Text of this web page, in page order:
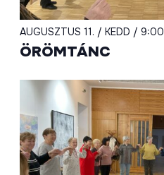
AUGUSZTUS 11. / KEDD /
ÖRÖMTÁNC